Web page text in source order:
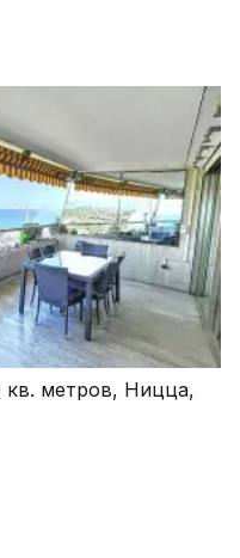
кв. метров, Ницца,